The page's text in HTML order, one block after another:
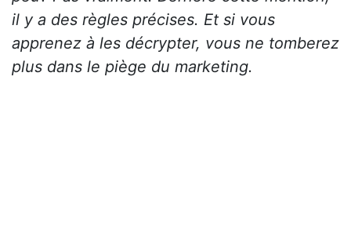
il y a des règles précises. Et si vous
apprenez à les décrypter, vous ne tomberez
plus dans le piège du marketing.